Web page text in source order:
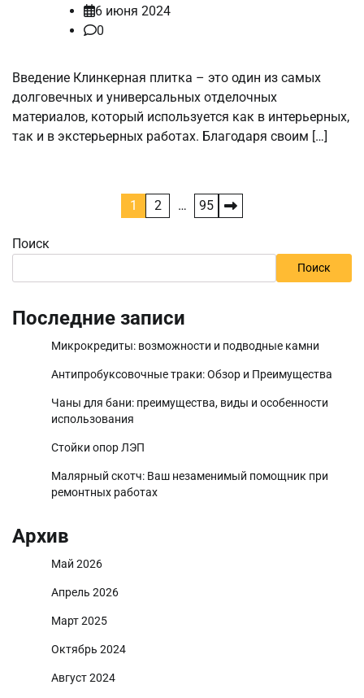
6 июня 2024
0
Введение Клинкерная плитка – это один из самых
долговечных и универсальных отделочных
материалов, который используется как в интерьерных,
так и в экстерьерных работах. Благодаря своим […]
записей
1 2 … 95
Поиск
Поиск
Последние записи
Микрокредиты: возможности и подводные камни
Антипробуксовочные траки: Обзор и Преимущества
Чаны для бани: преимущества, виды и особенности
использования
Стойки опор ЛЭП
Малярный скотч: Ваш незаменимый помощник при
ремонтных работах
Архив
Май 2026
Апрель 2026
Март 2025
Октябрь 2024
Август 2024